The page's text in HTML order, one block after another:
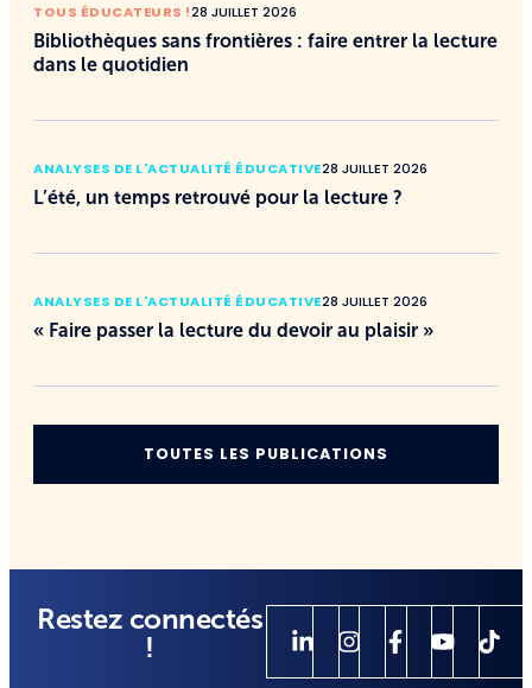
TOUS ÉDUCATEURS !28 JUILLET 2026
Bibliothèques sans frontières : faire entrer la lecture
dans le quotidien
ANALYSES DE L'ACTUALITÉ ÉDUCATIVE28 JUILLET 2026
L’été, un temps retrouvé pour la lecture ?
ANALYSES DE L'ACTUALITÉ ÉDUCATIVE28 JUILLET 2026
« Faire passer la lecture du devoir au plaisir »
TOUTES LES PUBLICATIONS
Restez connectés
!